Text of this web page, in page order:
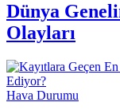
Dünya
Olayları
Hava Durumu